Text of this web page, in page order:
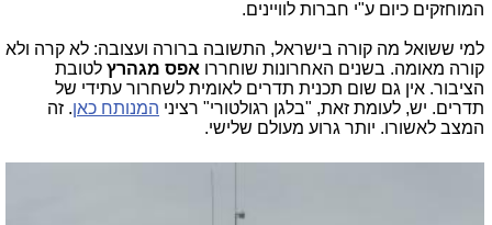
המוחזקים כיום ע"י חברות לוויינים.
למי ששואל מה קורה בישראל, התשובה ברורה ועצובה: לא קרה ולא
קורה מאומה. בשנים האחרונות שוחררו אפס מגהרץ לטובת
הציבור. אין גם שום תכנית תדרים לאומית לשחרור עתידי של
תדרים. יש, לעומת זאת, "בלגן רגולטורי" רציני המנותח כאן. זה
המצב לאשורו. יותר גרוע מעולם שלישי.